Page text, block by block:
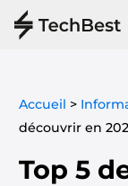
Accueil >
découvrir en
Top 5